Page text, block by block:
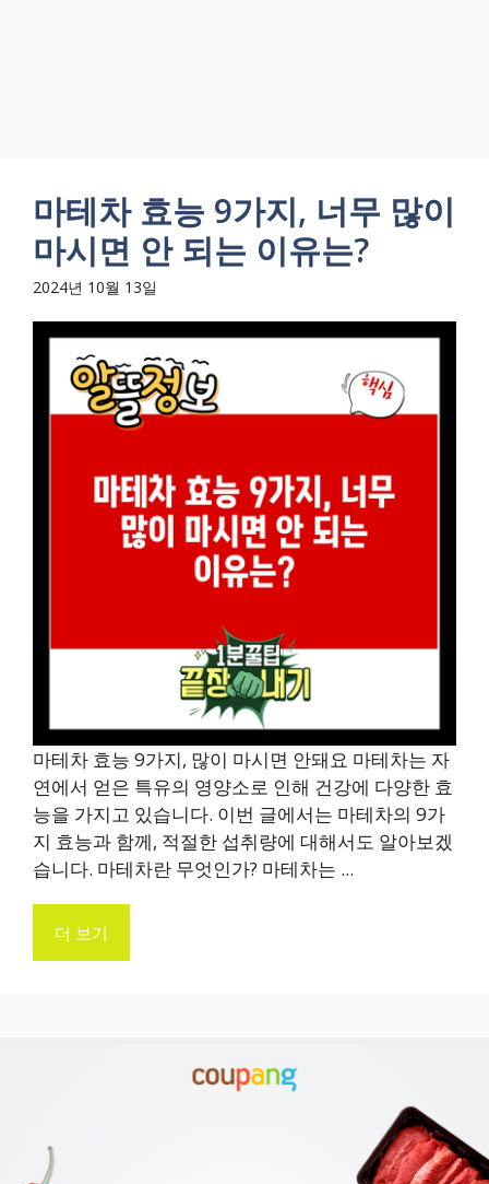
마테차 효능 9가지, 너무 많이
마시면 안 되는 이유는?
2024년 10월 13일
마테차 효능 9가지, 많이 마시면 안돼요 마테차는 자
연에서 얻은 특유의 영양소로 인해 건강에 다양한 효
능을 가지고 있습니다. 이번 글에서는 마테차의 9가
지 효능과 함께, 적절한 섭취량에 대해서도 알아보겠
습니다. 마테차란 무엇인가? 마테차는 ...
더 보기